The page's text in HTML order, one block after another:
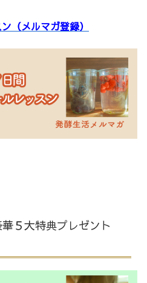
（メルマガ登録）
５大特典プレゼント